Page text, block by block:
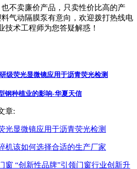
不卖廉价产品，只卖性价比高的产
气动隔膜泵有意向，欢迎拨打热线电
术工程师为您答疑解惑！
级荧光显微镜应用于沥青荧光检测
钢种植业的影响-华夏天信
章:
光显微镜应用于沥青荧光检测
机该如何选择合适的生产厂家
窗 “创新性品牌”引领门窗行业创新升